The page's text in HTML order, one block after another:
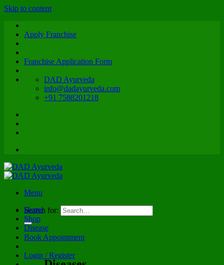
Skip to content
Apply Franchise
Franchise Application Form
DAD Ayurveda
info@dadayurveda.com
+91 7588201218
Menu
Search for:
Book Appointment
Login / Register
Home
Shop
Disease